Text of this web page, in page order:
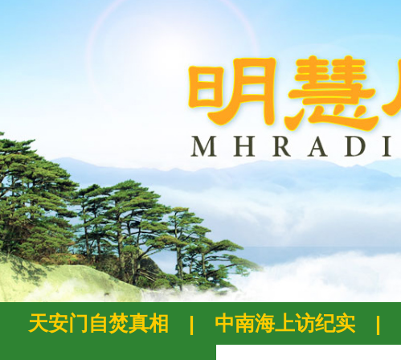
天安门自焚真相 | 中南海上访纪实 |